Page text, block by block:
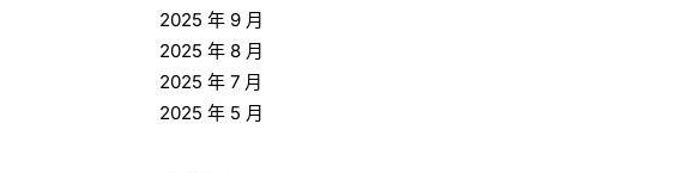
2025 年 9 月
2025 年 8 月
2025 年 7 月
2025 年 5 月